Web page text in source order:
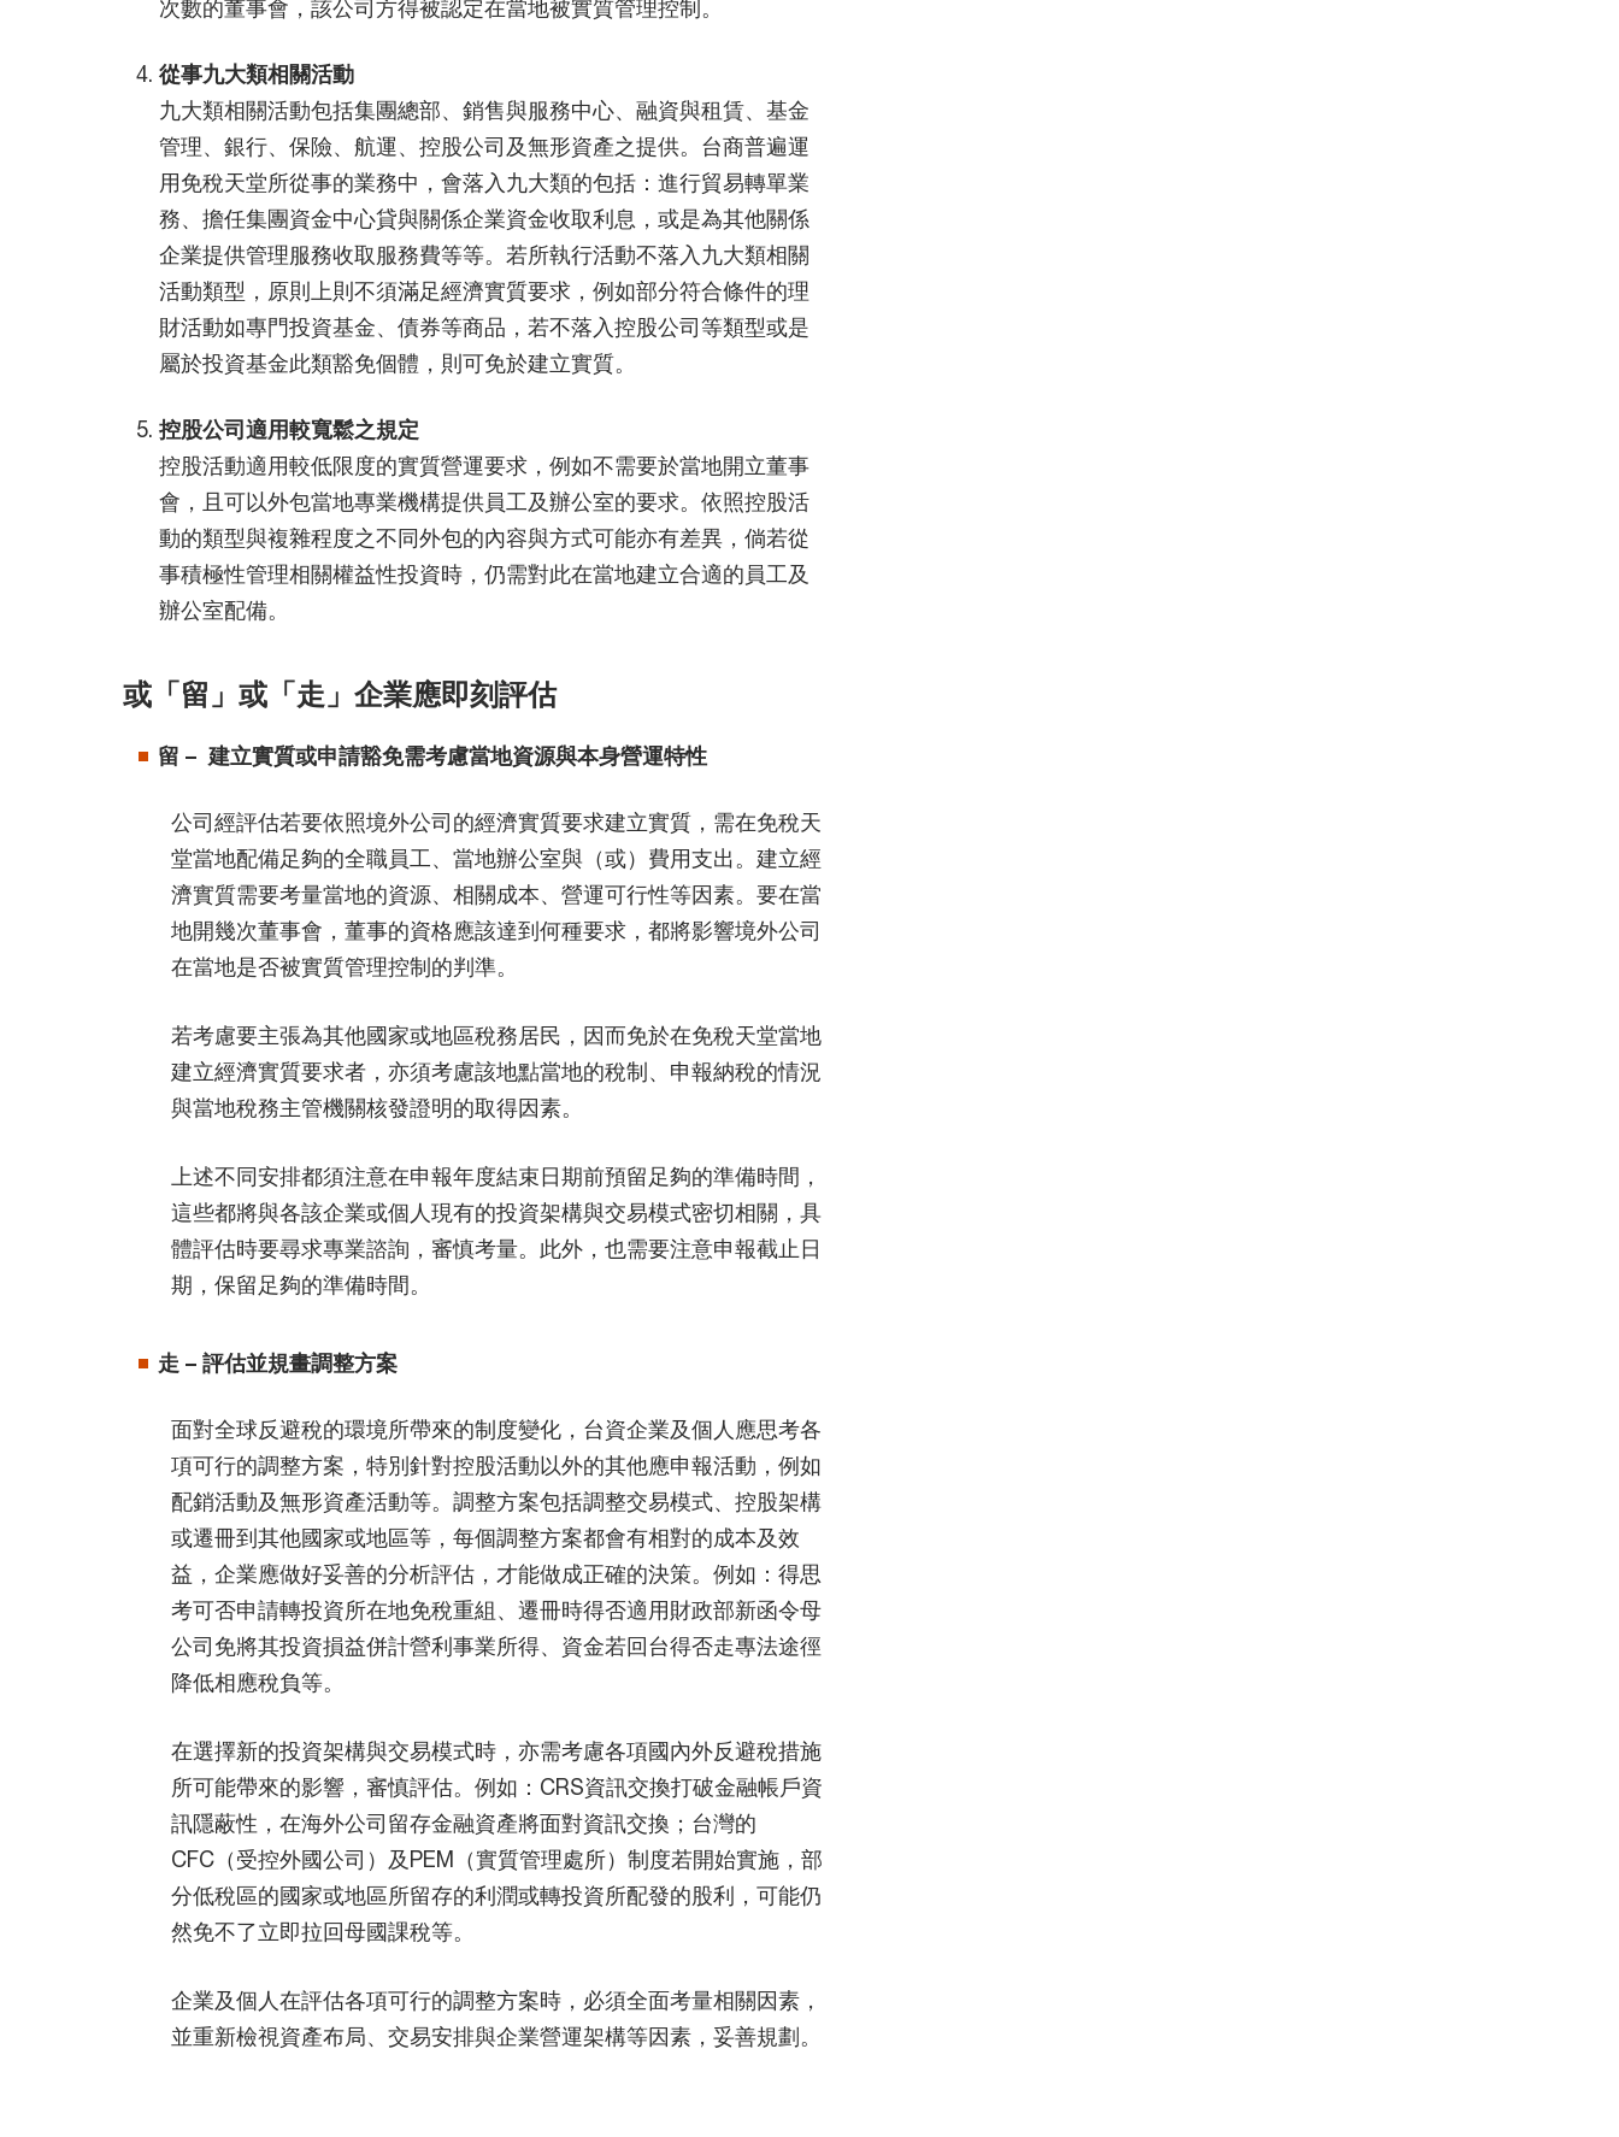
次數的董事會，該公司方得被認定在當地被實質管理控制。
從事九大類相關活動
九大類相關活動包括集團總部、銷售與服務中心、融資與租賃、基金
管理、銀行、保險、航運、控股公司及無形資產之提供。台商普遍運
用免稅天堂所從事的業務中，會落入九大類的包括：進行貿易轉單業
務、擔任集團資金中心貸與關係企業資金收取利息，或是為其他關係
企業提供管理服務收取服務費等等。若所執行活動不落入九大類相關
活動類型，原則上則不須滿足經濟實質要求，例如部分符合條件的理
財活動如專門投資基金、債券等商品，若不落入控股公司等類型或是
屬於投資基金此類豁免個體，則可免於建立實質。
控股公司適用較寬鬆之規定
控股活動適用較低限度的實質營運要求，例如不需要於當地開立董事
會，且可以外包當地專業機構提供員工及辦公室的要求。依照控股活
動的類型與複雜程度之不同外包的內容與方式可能亦有差異，倘若從
事積極性管理相關權益性投資時，仍需對此在當地建立合適的員工及
辦公室配備。
或「留」或「走」企業應即刻評估
留 – 建立實質或申請豁免需考慮當地資源與本身營運特性
公司經評估若要依照境外公司的經濟實質要求建立實質，需在免稅天
堂當地配備足夠的全職員工、當地辦公室與（或）費用支出。建立經
濟實質需要考量當地的資源、相關成本、營運可行性等因素。要在當
地開幾次董事會，董事的資格應該達到何種要求，都將影響境外公司
在當地是否被實質管理控制的判準。
若考慮要主張為其他國家或地區稅務居民，因而免於在免稅天堂當地
建立經濟實質要求者，亦須考慮該地點當地的稅制、申報納稅的情況
與當地稅務主管機關核發證明的取得因素。
上述不同安排都須注意在申報年度結束日期前預留足夠的準備時間，
這些都將與各該企業或個人現有的投資架構與交易模式密切相關，具
體評估時要尋求專業諮詢，審慎考量。此外，也需要注意申報截止日
期，保留足夠的準備時間。
走 – 評估並規畫調整方案
面對全球反避稅的環境所帶來的制度變化，台資企業及個人應思考各
項可行的調整方案，特別針對控股活動以外的其他應申報活動，例如
配銷活動及無形資產活動等。調整方案包括調整交易模式、控股架構
或遷冊到其他國家或地區等，每個調整方案都會有相對的成本及效
益，企業應做好妥善的分析評估，才能做成正確的決策。例如：得思
考可否申請轉投資所在地免稅重組、遷冊時得否適用財政部新函令母
公司免將其投資損益併計營利事業所得、資金若回台得否走專法途徑
降低相應稅負等。
在選擇新的投資架構與交易模式時，亦需考慮各項國內外反避稅措施
所可能帶來的影響，審慎評估。例如：CRS資訊交換打破金融帳戶資
訊隱蔽性，在海外公司留存金融資產將面對資訊交換；台灣的
CFC（受控外國公司）及PEM（實質管理處所）制度若開始實施，部
分低稅區的國家或地區所留存的利潤或轉投資所配發的股利，可能仍
然免不了立即拉回母國課稅等。
企業及個人在評估各項可行的調整方案時，必須全面考量相關因素，
並重新檢視資產布局、交易安排與企業營運架構等因素，妥善規劃。